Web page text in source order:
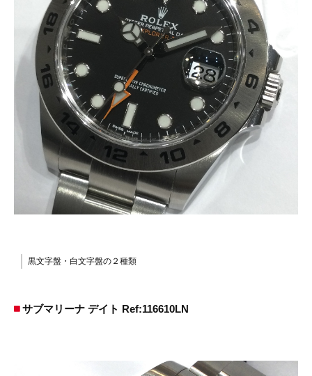
黒文字盤・白文字盤の２種類
サブマリーナ デイト Ref:116610LN